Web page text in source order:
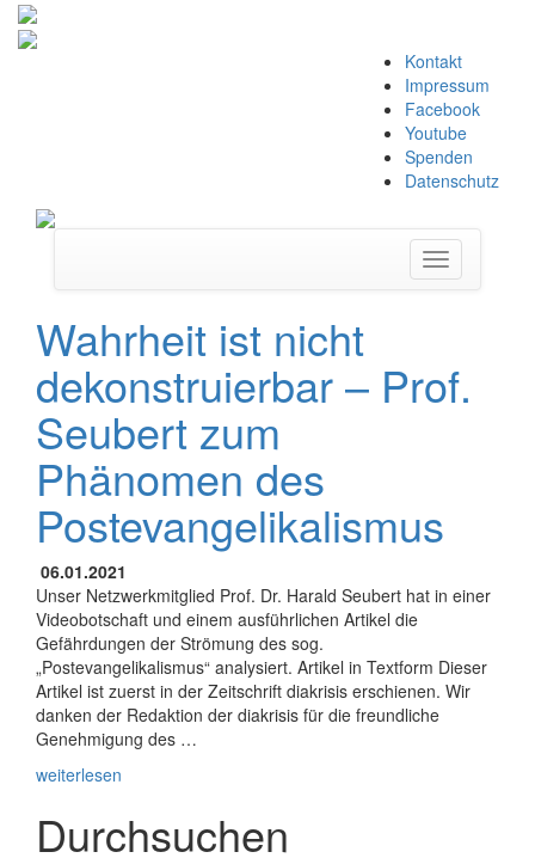
Kontakt
Impressum
Facebook
Youtube
Spenden
Datenschutz
Navigation
umschalten
Wahrheit ist nicht
dekonstruierbar – Prof.
Seubert zum
Phänomen des
Postevangelikalismus
06.01.2021
Unser Netzwerkmitglied Prof. Dr. Harald Seubert hat in einer
Videobotschaft und einem ausführlichen Artikel die
Gefährdungen der Strömung des sog.
„Postevangelikalismus“ analysiert. Artikel in Textform Dieser
Artikel ist zuerst in der Zeitschrift diakrisis erschienen. Wir
danken der Redaktion der diakrisis für die freundliche
Genehmigung des …
weiterlesen
Durchsuchen